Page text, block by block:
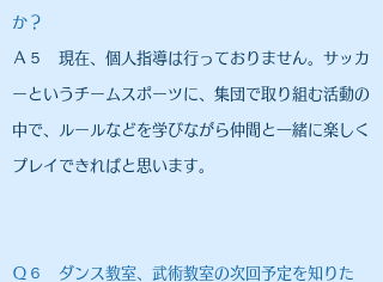
か？
Ａ５ 現在、個人指導は行っておりません。サッカ
ーというチームスポーツに、集団で取り組む活動の
中で、ルールなどを学びながら仲間と一緒に楽しく
プレイできればと思います。
​Ｑ６ ダンス教室、武術教室の次回予定を知りた